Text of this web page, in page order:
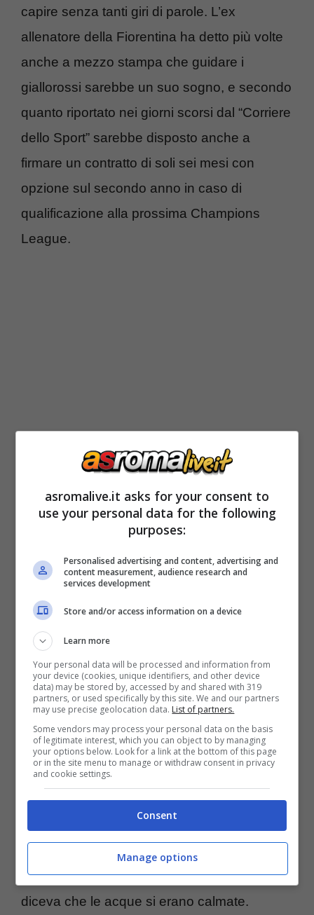
capire senza tanti giri di parole. L’ex
allenatore della Fiorentina ha detto più volte
anche a mezzo stampa che guidare i
giallorossi sarebbe un suo sogno, e secondo
quanto riportato nei giorni scorsi dal “Corriere
dello Sport” sarebbe disposto anche a
firmare un contratto di soli sei mesi con
opzione sul secondo anno in caso di
qualificazione alla prossima Champions
League.
calciomercato della RomaCLICCA QUI
Oggi Sky Sport ha riferito di un retroscena
riguardante proprio Paulo Sousa, il cui
annuncio come nuovo allenatore della Roma
sarebbe stato ufficiale in caso di sconfitta dei
giallorossi ieri contro il Genoa. Ora secondo
quanto scritto dal sito “Calciomercato.com”
Paulo Sousa sarebbe già a Roma, in un
famoso hotel del centro, ad aspettare
sviluppi sul futuro di Di Francesco. Anche
perché Pallotta avrebbe smentito le
dichiarazioni di ieri riportate da Sky in cui
diceva che le acque si erano calmate.
asromalive.it asks for your consent to
use your personal data for the following
purposes:
Personalised advertising and content, advertising and
content measurement, audience research and
services development
Store and/or access information on a device
Learn more
Your personal data will be processed and information from
your device (cookies, unique identifiers, and other device
data) may be stored by, accessed by and shared with 319
partners, or used specifically by this site. We and our partners
may use precise geolocation data. List of partners.
Some vendors may process your personal data on the basis
of legitimate interest, which you can object to by managing
your options below. Look for a link at the bottom of this page
or in the site menu to manage or withdraw consent in privacy
and cookie settings.
Consent
Manage options